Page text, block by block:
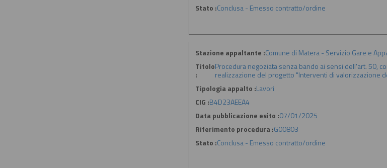
Stato :Conclusa - Emesso contratto/ordine
Stazione appaltante :Comune di Matera - Servizio Gare e
Titolo
:
Procedura negoziata senza bando ai sensi dell'art. 50,
realizzazione del progetto "Interventi di valorizzazione
Tipologia appalto :Lavori
CIG :B4D23AEEA4
Data pubblicazione esito :07/01/2025
Riferimento procedura :G00803
Stato :Conclusa - Emesso contratto/ordine